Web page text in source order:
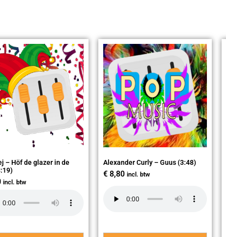
– Höf de glazer in de
incl. btw
Alexander Curly – Guus (3:48)
€8,80 incl. btw